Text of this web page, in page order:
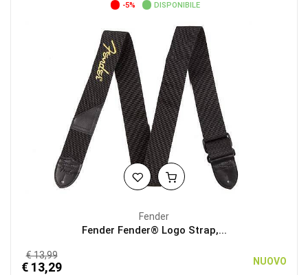
-5% DISPONIBILE
Fender
Fender Fender® Logo Strap,...
€ 13,99
€ 13,29 NUOVO